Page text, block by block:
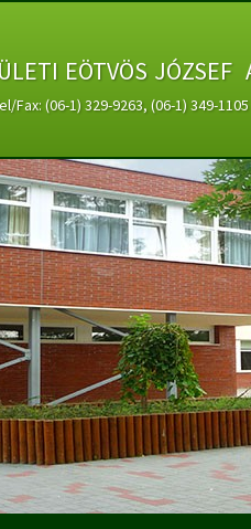
eötvös
Fax: (06-1) 329-9263, (06-1) 349-